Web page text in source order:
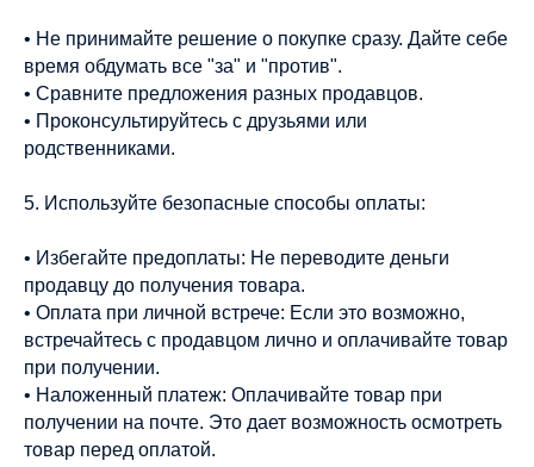
• Не принимайте решение о покупке сразу. Дайте себе
время обдумать все "за" и "против".
• Сравните предложения разных продавцов.
• Проконсультируйтесь с друзьями или
родственниками.
5. Используйте безопасные способы оплаты:
• Избегайте предоплаты: Не переводите деньги
продавцу до получения товара.
• Оплата при личной встрече: Если это возможно,
встречайтесь с продавцом лично и оплачивайте товар
при получении.
• Наложенный платеж: Оплачивайте товар при
получении на почте. Это дает возможность осмотреть
товар перед оплатой.